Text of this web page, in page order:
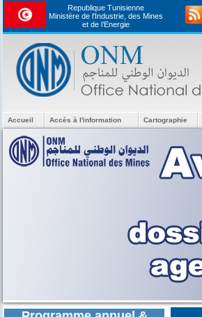
Republique Tunisienne
Ministère de l'Industrie, des Mines
et de l’Energie
Accueil Accès à l'information Cartographie